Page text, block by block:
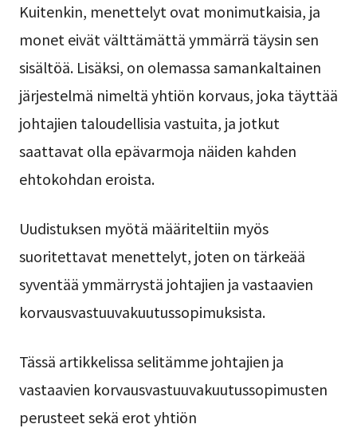
Kuitenkin, menettelyt ovat monimutkaisia, ja
monet eivät välttämättä ymmärrä täysin sen
sisältöä. Lisäksi, on olemassa samankaltainen
järjestelmä nimeltä yhtiön korvaus, joka täyttää
johtajien taloudellisia vastuita, ja jotkut
saattavat olla epävarmoja näiden kahden
ehtokohdan eroista.
Uudistuksen myötä määriteltiin myös
suoritettavat menettelyt, joten on tärkeää
syventää ymmärrystä johtajien ja vastaavien
korvausvastuuvakuutussopimuksista.
Tässä artikkelissa selitämme johtajien ja
vastaavien korvausvastuuvakuutussopimusten
perusteet sekä erot yhtiön